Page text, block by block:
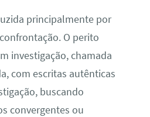
principalmente por
O perito
investigação, chamada
com escritas autênticas
buscando
convergentes ou